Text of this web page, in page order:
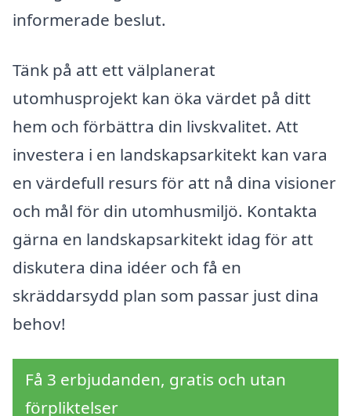
informerade beslut.
Tänk på att ett välplanerat
utomhusprojekt kan öka värdet på ditt
hem och förbättra din livskvalitet. Att
investera i en landskapsarkitekt kan vara
en värdefull resurs för att nå dina visioner
och mål för din utomhusmiljö. Kontakta
gärna en landskapsarkitekt idag för att
diskutera dina idéer och få en
skräddarsydd plan som passar just dina
behov!
Få 3 erbjudanden, gratis och utan
förpliktelser